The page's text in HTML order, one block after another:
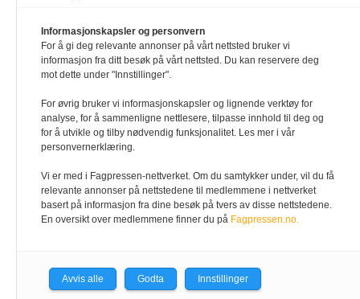
Informasjonskapsler og personvern
For å gi deg relevante annonser på vårt nettsted bruker vi
informasjon fra ditt besøk på vårt nettsted. Du kan reservere deg
mot dette under "Innstillinger".
For øvrig bruker vi informasjonskapsler og lignende verktøy for
analyse, for å sammenligne nettlesere, tilpasse innhold til deg og
for å utvikle og tilby nødvendig funksjonalitet. Les mer i vår
personvernerklæring.
Vi er med i Fagpressen-nettverket. Om du samtykker under, vil du få
relevante annonser på nettstedene til medlemmene i nettverket
basert på informasjon fra dine besøk på tvers av disse nettstedene.
En oversikt over medlemmene finner du på Fagpressen.no.
Avvis alle Godta Innstillinger